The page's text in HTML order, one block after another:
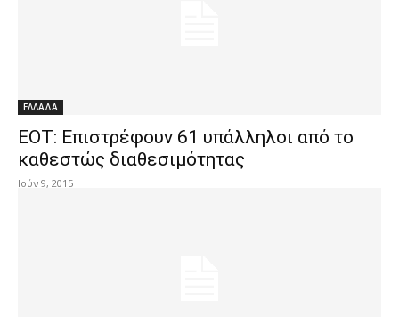
ΕΛΛΑΔΑ
ΕΟΤ: Επιστρέφουν 61 υπάλληλοι από το
καθεστώς διαθεσιμότητας
Ιούν 9, 2015